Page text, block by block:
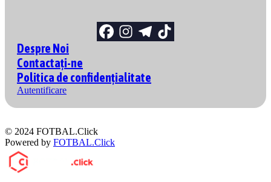
Despre Noi
Contactați-ne
Politica de confidențialitate
Autentificare
© 2024 FOTBAL.Click
Powered by FOTBAL.Click